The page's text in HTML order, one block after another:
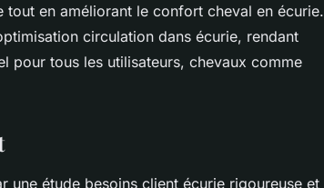
en améliorant le confort cheval en écurie.
circulation dans écurie, rendant
pour tous les utilisateurs, chevaux comme
une étude besoins client écurie rigoureuse et